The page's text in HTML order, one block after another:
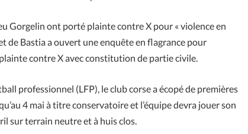
Gorgelin ont porté plainte contre X pour « violence en
de Bastia a ouvert une enquête en flagrance pour
contre X avec constitution de partie civile.
professionnel (LFP), le club corse a écopé de premières
4 mai à titre conservatoire et l’équipe devra jouer son
sur terrain neutre et à huis clos.